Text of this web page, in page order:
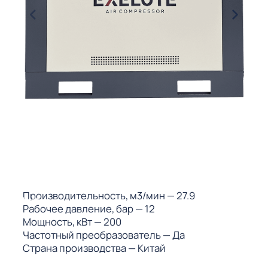
Производительность, м3/мин — 27.9
Рабочее давление, бар— 12
Мощность, кВт— 200
Частотный преобразователь— Да
Страна производства— Китай
АИ